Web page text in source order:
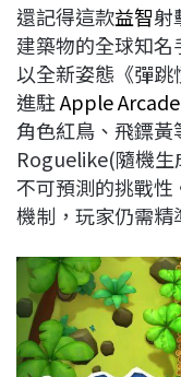
b
o
o
k
a
d
s
還記得這款益智射
建築物的全球知
以全新姿態《彈跳
進駐Apple Arcade
角色紅鳥、飛鏢
Roguelike(隨機生
不可預測的挑戰
機制，玩家仍需精